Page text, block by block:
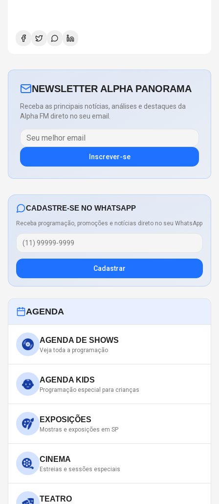
NEWSLETTER ALPHA PANORAMA
Receba as principais notícias, análises e destaques da
Alpha FM direto no seu email.
Inscrever-se
CADASTRE-SE NO WHATSAPP
Receba programação, promoções e notícias direto no seu WhatsApp
Cadastrar
AGENDA
AGENDA DE SHOWS
Veja toda a programação
AGENDA KIDS
Programação especial para crianças
EXPOSIÇÕES
Mostras e exposições em SP
CINEMA
Estreias e sessões especiais
TEATRO